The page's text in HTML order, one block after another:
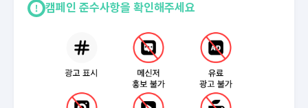
캠페인 준수사항을 확인해주세요